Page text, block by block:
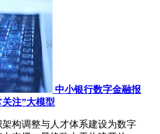
中小银行数字金融报
注”大模型
构调整与人才体系建设为数字